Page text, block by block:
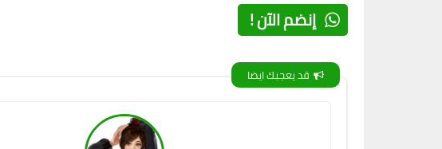
إنضم الآن !
قد يعجبك ايضا